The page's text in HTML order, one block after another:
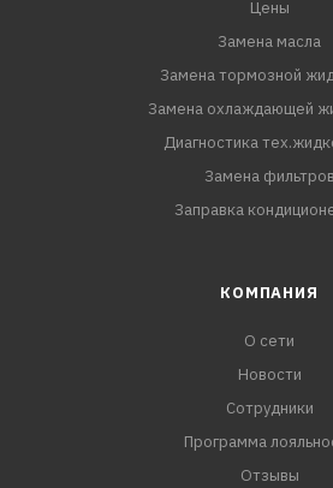
Цены
Замена масла
Замена тормозной
Замена охлаждающей
Диагностика
Замена фильтров
Заправка
КОМПАНИЯ
О сети
Новости
Сотрудники
Программа
Отзывы